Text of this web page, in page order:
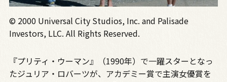
© 2000 Universal City Studios, Inc. and Palisade
Investors, LLC. All Rights Reserved.
『プリティ・ウーマン』（1990年）で一躍スターとなっ
たジュリア・ロバーツが、アカデミー賞で主演女優賞を